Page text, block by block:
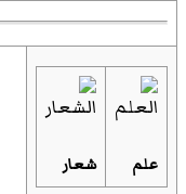
علم شعار